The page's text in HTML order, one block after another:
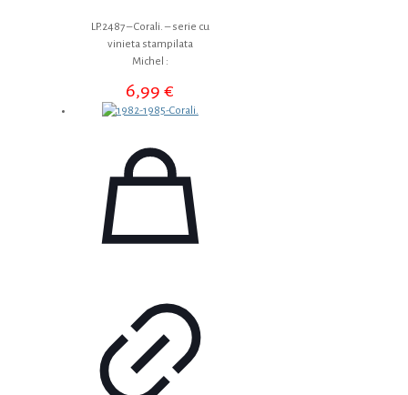
LP.2487 – Corali. – serie cu
vinieta stampilata
Michel :
6,99€